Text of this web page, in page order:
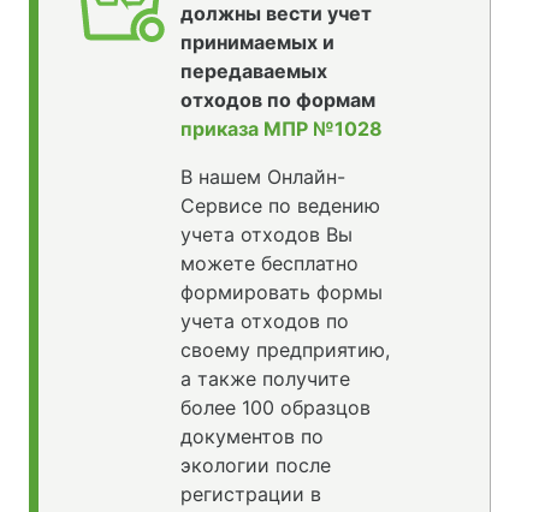
должны вести учет
принимаемых и
передаваемых
отходов по формам
приказа МПР №1028
В нашем Онлайн-
Сервисе по ведению
учета отходов Вы
можете бесплатно
формировать формы
учета отходов по
своему предприятию,
а также получите
более 100 образцов
документов по
экологии после
регистрации в